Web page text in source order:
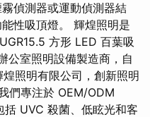
偵測器或運動偵測器結
性吸頂燈。 輝煌照明是
方形 LED 百葉吸
公室照明設備製造商，自
照明有限公司，創新照明
們專注於 OEM/ODM
UVC 殺菌、低眩光和客